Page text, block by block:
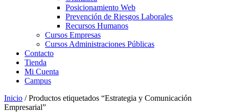
Posicionamiento Web
Prevención de Riesgos Laborales
Recursos Humanos
Cursos Empresas
Cursos Administraciones Públicas
Contacto
Tienda
Mi Cuenta
Campus
Inicio / Productos etiquetados “Estrategia y Comunicación
Empresarial”